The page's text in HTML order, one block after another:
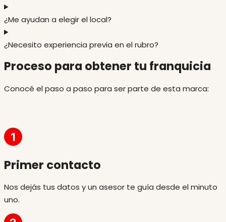
¿Me ayudan a elegir el local?
¿Necesito experiencia previa en el rubro?
Proceso para obtener tu franquicia
Conocé el paso a paso para ser parte de esta marca:
Primer contacto
Nos dejás tus datos y un asesor te guía desde el minuto
uno.